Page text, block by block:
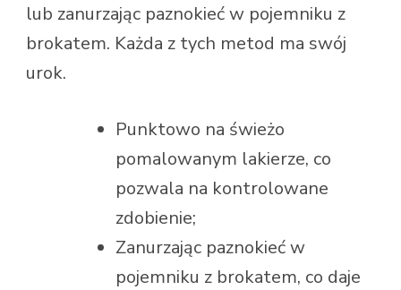
lub zanurzając paznokieć w pojemniku z
brokatem. Każda z tych metod ma swój
urok.
Punktowo na świeżo
pomalowanym lakierze, co
pozwala na kontrolowane
zdobienie;
Zanurzając paznokieć w
pojemniku z brokatem, co daje